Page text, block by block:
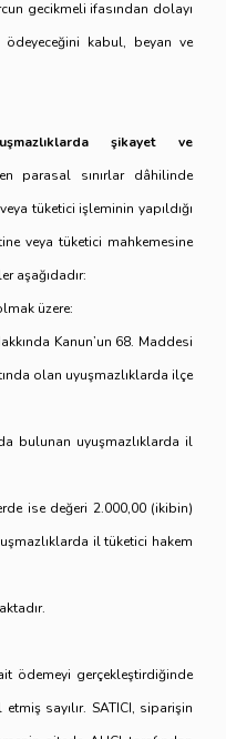
gecikmeli ifasından dolayı
ödeyeceğini kabul, beyan ve
şikayet ve
parasal sınırlar dâhilinde
tüketici işleminin yapıldığı
veya tüketici mahkemesine
aşağıdadır:
üzere:
Kanun’un 68. Maddesi
olan uyuşmazlıklarda ilçe
bulunan uyuşmazlıklarda il
ise değeri 2.000,00 (ikibin)
il tüketici hakem
ödemeyi gerçekleştirdiğinde
sayılır. SATICI, siparişin